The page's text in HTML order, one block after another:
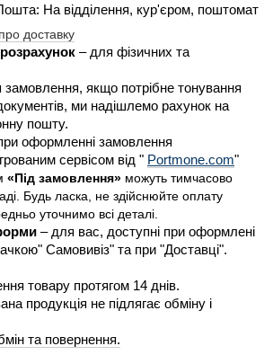
На відділення, кур'єром, поштомат
доставку
– для фізичних та
якщо потрібне тонування
ми надішлемо рахунок на
пошту.
оформленні замовлення
сервісом від " Portmone.com"
«Під замовлення» можуть тимчасово
Будь ласка, не здійснюйте оплату
уточнимо всі деталі.
– для вас, доступні при оформлені
Самовивіз" та при "Доставці".
товару протягом 14 днів.
продукція не підлягає обміну і
та повернення.